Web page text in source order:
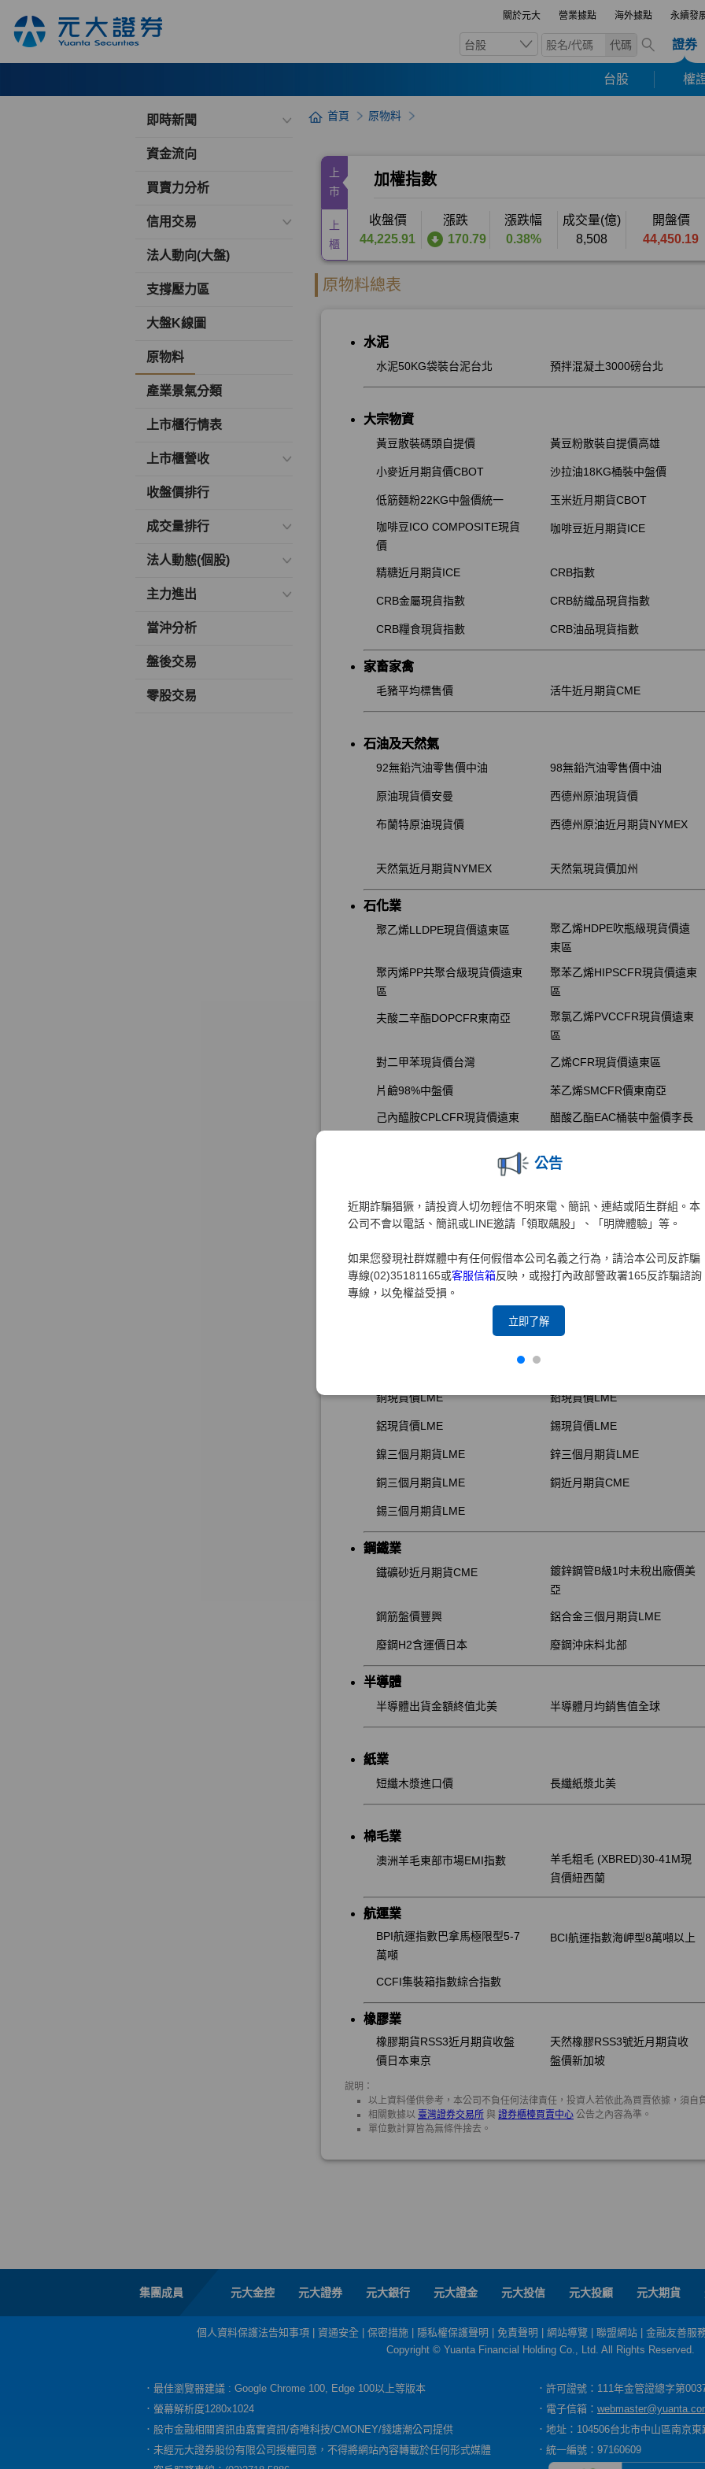
關於元大 營業據點 海外據點 永續發
台股 代碼 證券
台股 權
公告
近期詐騙猖獗，請投資人切勿輕信不明來電、簡訊、連結或陌生群組。本
公司不會以電話、簡訊或LINE邀請「領取飆股」、「明牌體驗」等。
如果您發現社群媒體中有任何假借本公司名義之行為，請洽本公司反詐騙
專線(02)35181165或客服信箱反映，或撥打內政部警政署165反詐騙諮詢
專線，以免權益受損。
立即了解
即時新聞
資金流向
買賣力分析
信用交易
法人動向(大盤)
支撐壓力區
大盤K線圖
原物料
產業景氣分類
上市櫃行情表
上市櫃營收
收盤價排行
成交量排行
法人動態(個股)
主力進出
當沖分析
盤後交易
零股交易
首頁 原物料
集團成員 元大金控 元大證券 元大銀行 元大證金 元大投信 元大投顧 元大期貨
個人資料保護法告知事項 資通安全 保密措施 隱私權保護聲明 免責聲明 網站導覽 聯盟網站
金融友善服
Copyright © Yuanta Financial Holding Co., Ltd. All Rights Reserved.
．最佳瀏覽器建議 : Google Chrome 100, Edge 100以上等版本
．許可證號：111年金管證總字第
．螢幕解析度1280x1024
．電子信箱：
．股市金融相關資訊由嘉實資訊/奇唯科技/CMONEY/錢塘潮公司提供
．地址：104506台北市中山區南京
．未經元大證券股份有限公司授權同意，不得將網站內容轉載於任何形式媒體
．統一編號：97160609